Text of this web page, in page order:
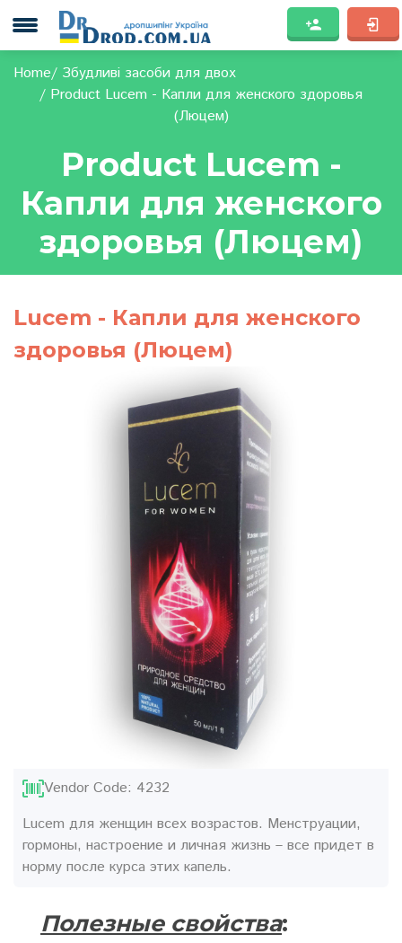
Home
Збудливі засоби для двох
Product Lucem - Капли для женского здоровья
(Люцем)
Product Lucem -
Капли для женского
здоровья (Люцем)
Lucem - Капли для женского
здоровья (Люцем)
Vendor Code: 4232
Lucem для женщин всех возрастов. Менструации,
гормоны, настроение и личная жизнь – все придет в
норму после курса этих капель.
Полезные свойства: